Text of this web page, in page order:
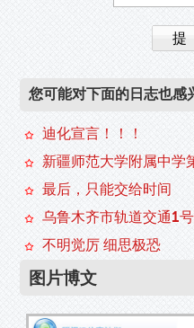
您可能对下面的日志也感
迪化宣言！！！
新疆师范大学附属中学
最后，只能交给时间
乌鲁木齐市轨道交通1
不明觉厉 细思极恐
图片博文